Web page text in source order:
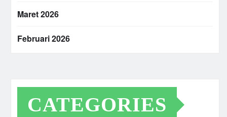
Maret 2026
Februari 2026
CATEGORIES